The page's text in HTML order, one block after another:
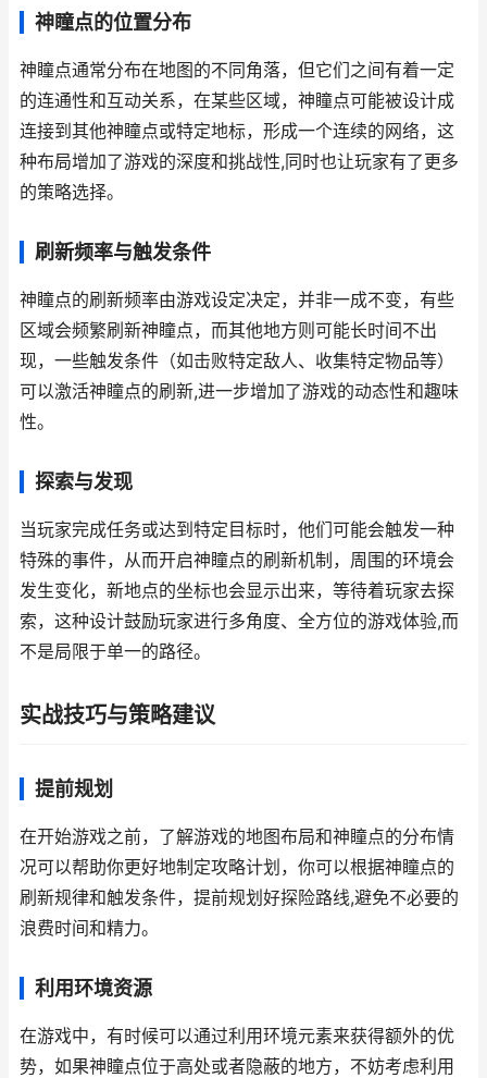
神瞳点的位置分布
神瞳点通常分布在地图的不同角落，但它们之间有着一定
的连通性和互动关系，在某些区域，神瞳点可能被设计成
连接到其他神瞳点或特定地标，形成一个连续的网络，这
种布局增加了游戏的深度和挑战性,同时也让玩家有了更多
的策略选择。
刷新频率与触发条件
神瞳点的刷新频率由游戏设定决定，并非一成不变，有些
区域会频繁刷新神瞳点，而其他地方则可能长时间不出
现，一些触发条件（如击败特定敌人、收集特定物品等）
可以激活神瞳点的刷新,进一步增加了游戏的动态性和趣味
性。
探索与发现
当玩家完成任务或达到特定目标时，他们可能会触发一种
特殊的事件，从而开启神瞳点的刷新机制，周围的环境会
发生变化，新地点的坐标也会显示出来，等待着玩家去探
索，这种设计鼓励玩家进行多角度、全方位的游戏体验,而
不是局限于单一的路径。
实战技巧与策略建议
提前规划
在开始游戏之前，了解游戏的地图布局和神瞳点的分布情
况可以帮助你更好地制定攻略计划，你可以根据神瞳点的
刷新规律和触发条件，提前规划好探险路线,避免不必要的
浪费时间和精力。
利用环境资源
在游戏中，有时候可以通过利用环境元素来获得额外的优
势，如果神瞳点位于高处或者隐蔽的地方，不妨考虑利用